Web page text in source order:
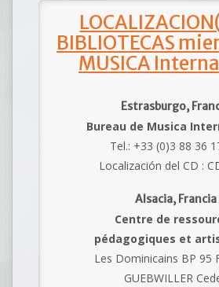
BIBLIOTECAS
MUSICA
Estrasburgo,
Bureau de Musica
Tel.: +33 (0)3 88 36
Localización del CD :
Alsacia, Francia
Centre de
pédagogiques et
Les Dominicains BP 95
GUEBWILLER